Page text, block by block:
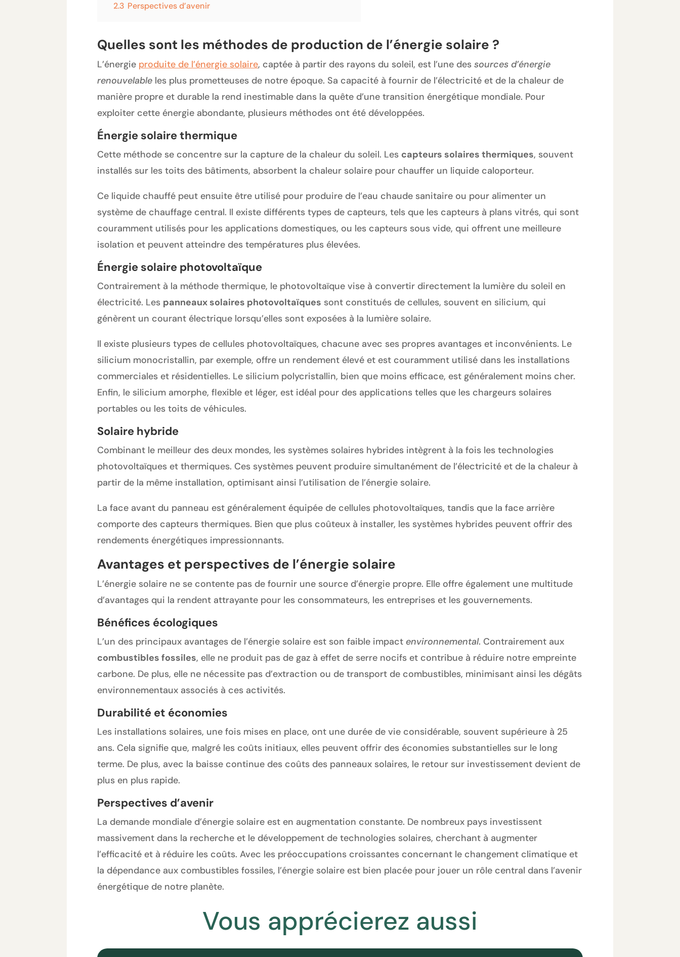
2.3 Perspectives d’avenir
Quelles sont les méthodes de production de l’énergie solaire ?
L’énergie produite de l’énergie solaire, captée à partir des rayons du soleil, est l’une des sources d’énergie
renouvelable les plus prometteuses de notre époque. Sa capacité à fournir de l’électricité et de la chaleur de
manière propre et durable la rend inestimable dans la quête d’une transition énergétique mondiale. Pour
exploiter cette énergie abondante, plusieurs méthodes ont été développées.
Énergie solaire thermique
Cette méthode se concentre sur la capture de la chaleur du soleil. Les capteurs solaires thermiques, souvent
installés sur les toits des bâtiments, absorbent la chaleur solaire pour chauffer un liquide caloporteur.
Ce liquide chauffé peut ensuite être utilisé pour produire de l’eau chaude sanitaire ou pour alimenter un
système de chauffage central. Il existe différents types de capteurs, tels que les capteurs à plans vitrés, qui sont
couramment utilisés pour les applications domestiques, ou les capteurs sous vide, qui offrent une meilleure
isolation et peuvent atteindre des températures plus élevées.
Énergie solaire photovoltaïque
Contrairement à la méthode thermique, le photovoltaïque vise à convertir directement la lumière du soleil en
électricité. Les panneaux solaires photovoltaïques sont constitués de cellules, souvent en silicium, qui
génèrent un courant électrique lorsqu’elles sont exposées à la lumière solaire.
Il existe plusieurs types de cellules photovoltaïques, chacune avec ses propres avantages et inconvénients. Le
silicium monocristallin, par exemple, offre un rendement élevé et est couramment utilisé dans les installations
commerciales et résidentielles. Le silicium polycristallin, bien que moins efficace, est généralement moins cher.
Enfin, le silicium amorphe, flexible et léger, est idéal pour des applications telles que les chargeurs solaires
portables ou les toits de véhicules.
Solaire hybride
Combinant le meilleur des deux mondes, les systèmes solaires hybrides intègrent à la fois les technologies
photovoltaïques et thermiques. Ces systèmes peuvent produire simultanément de l’électricité et de la chaleur à
partir de la même installation, optimisant ainsi l’utilisation de l’énergie solaire.
La face avant du panneau est généralement équipée de cellules photovoltaïques, tandis que la face arrière
comporte des capteurs thermiques. Bien que plus coûteux à installer, les systèmes hybrides peuvent offrir des
rendements énergétiques impressionnants.
Avantages et perspectives de l’énergie solaire
L’énergie solaire ne se contente pas de fournir une source d’énergie propre. Elle offre également une multitude
d’avantages qui la rendent attrayante pour les consommateurs, les entreprises et les gouvernements.
Bénéfices écologiques
L’un des principaux avantages de l’énergie solaire est son faible impact environnemental. Contrairement aux
combustibles fossiles, elle ne produit pas de gaz à effet de serre nocifs et contribue à réduire notre empreinte
carbone. De plus, elle ne nécessite pas d’extraction ou de transport de combustibles, minimisant ainsi les dégâts
environnementaux associés à ces activités.
Durabilité et économies
Les installations solaires, une fois mises en place, ont une durée de vie considérable, souvent supérieure à 25
ans. Cela signifie que, malgré les coûts initiaux, elles peuvent offrir des économies substantielles sur le long
terme. De plus, avec la baisse continue des coûts des panneaux solaires, le retour sur investissement devient de
plus en plus rapide.
Perspectives d’avenir
La demande mondiale d’énergie solaire est en augmentation constante. De nombreux pays investissent
massivement dans la recherche et le développement de technologies solaires, cherchant à augmenter
l’efficacité et à réduire les coûts. Avec les préoccupations croissantes concernant le changement climatique et
la dépendance aux combustibles fossiles, l’énergie solaire est bien placée pour jouer un rôle central dans l’avenir
énergétique de notre planète.
Vous apprécierez aussi